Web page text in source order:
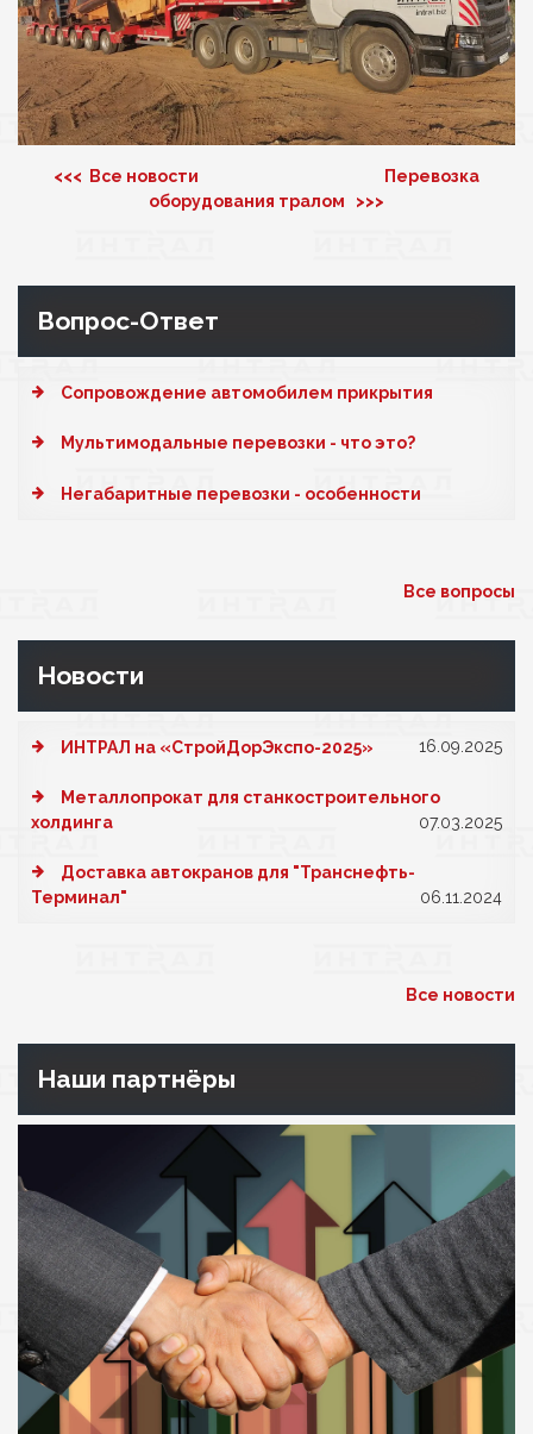
<<< Все новости
Перевозка
оборудования тралом >>>
Вопрос-Ответ
Cопровождение автомобилем прикрытия
Мультимодальные перевозки - что это?
Негабаритные перевозки - особенности
Все вопросы
Новости
ИНТРАЛ на «СтройДорЭкспо-2025» 16.09.2025
Металлопрокат для станкостроительного
холдинга
07.03.2025
Доставка автокранов для "Транснефть-
Терминал"
06.11.2024
Все новости
Наши партнёры